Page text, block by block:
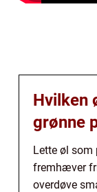
Hvilken
grønne
Lette øl som
fremhæver
overdøve